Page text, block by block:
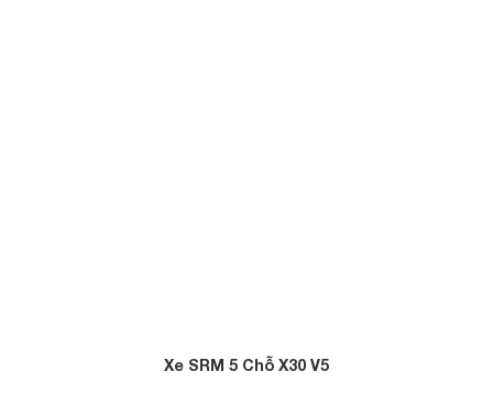
Xe SRM 5 Chỗ X30 V5